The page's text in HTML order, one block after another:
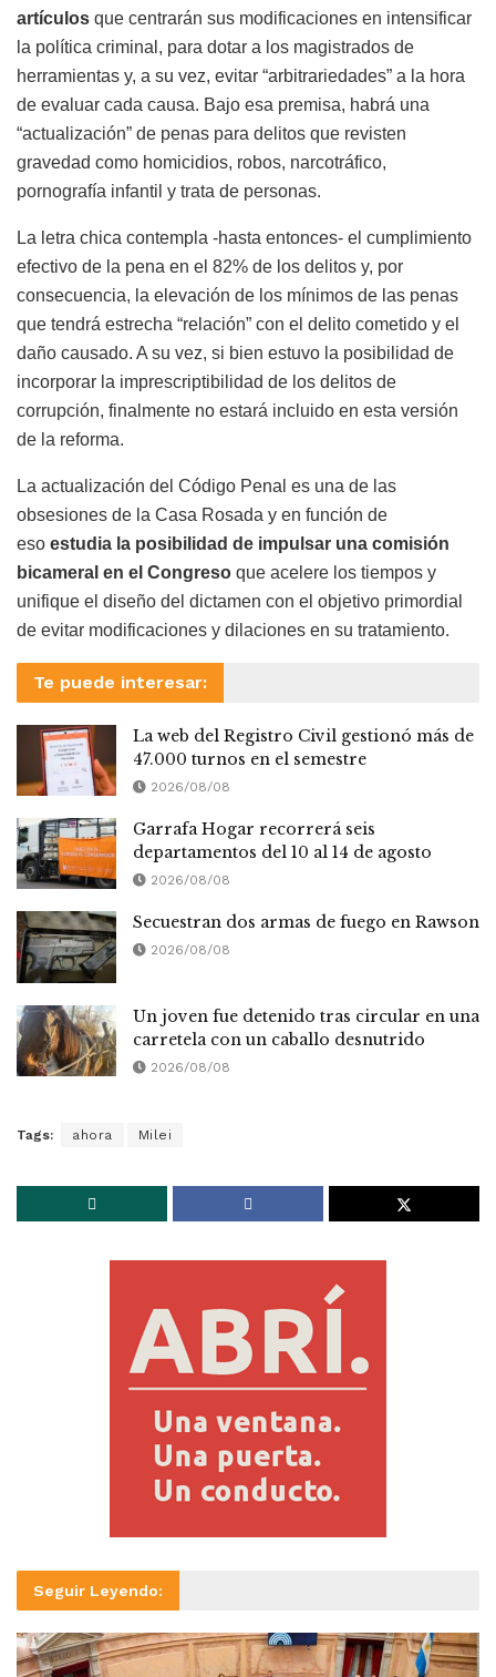
artículos que centrarán sus modificaciones en intensificar
la política criminal, para dotar a los magistrados de
herramientas y, a su vez, evitar “arbitrariedades” a la hora
de evaluar cada causa. Bajo esa premisa, habrá una
“actualización” de penas para delitos que revisten
gravedad como homicidios, robos, narcotráfico,
pornografía infantil y trata de personas.
La letra chica contempla -hasta entonces- el cumplimiento
efectivo de la pena en el 82% de los delitos y, por
consecuencia, la elevación de los mínimos de las penas
que tendrá estrecha “relación” con el delito cometido y el
daño causado. A su vez, si bien estuvo la posibilidad de
incorporar la imprescriptibilidad de los delitos de
corrupción, finalmente no estará incluido en esta versión
de la reforma.
La actualización del Código Penal es una de las
obsesiones de la Casa Rosada y en función de
eso estudia la posibilidad de impulsar una comisión
bicameral en el Congreso que acelere los tiempos y
unifique el diseño del dictamen con el objetivo primordial
de evitar modificaciones y dilaciones en su tratamiento.
Te puede interesar:
La web del Registro Civil gestionó más de
47.000 turnos en el semestre
2026/08/08
Garrafa Hogar recorrerá seis
departamentos del 10 al 14 de agosto
2026/08/08
Secuestran dos armas de fuego en Rawson
2026/08/08
Un joven fue detenido tras circular en una
carretela con un caballo desnutrido
2026/08/08
Tags: ahora Milei
Seguir Leyendo: